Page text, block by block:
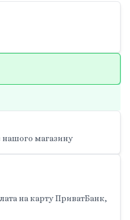
нашого магазину
на карту ПриватБанк,